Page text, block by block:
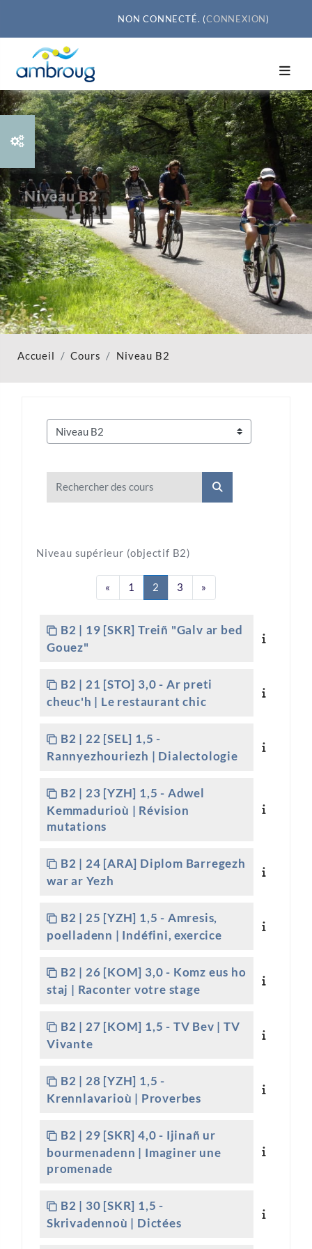
NON CONNECTÉ. (CONNEXION)
Niveau B2
Accueil Cours Niveau B2
Catégories de cours
Niveau supérieur (objectif B2)
« Page précédente
1 Page 1
2 Page 2
3 Page 3
»
B2 | 19 [SKR] Treiñ "Galv ar bed
Gouez"
B2 | 21 [STO] 3,0 - Ar preti
cheuc'h | Le restaurant chic
B2 | 22 [SEL] 1,5 -
Rannyezhouriezh | Dialectologie
B2 | 23 [YZH] 1,5 - Adwel
Kemmadurioù | Révision
mutations
B2 | 24 [ARA] Diplom Barregezh
war ar Yezh
B2 | 25 [YZH] 1,5 - Amresis,
poelladenn | Indéfini, exercice
B2 | 26 [KOM] 3,0 - Komz eus ho
staj | Raconter votre stage
B2 | 27 [KOM] 1,5 - TV Bev | TV
Vivante
B2 | 28 [YZH] 1,5 -
Krennlavarioù | Proverbes
B2 | 29 [SKR] 4,0 - Ijinañ ur
bourmenadenn | Imaginer une
promenade
B2 | 30 [SKR] 1,5 -
Skrivadennoù | Dictées